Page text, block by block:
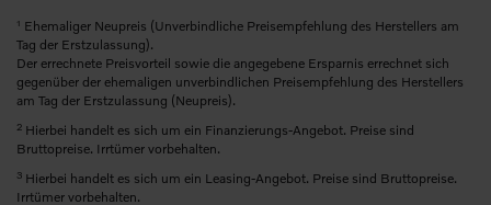
1 Ehemaliger Neupreis (Unverbindliche Preisempfehlung des Herstellers am
Tag der Erstzulassung).
Der errechnete Preisvorteil sowie die angegebene Ersparnis errechnet sich
gegenüber der ehemaligen unverbindlichen Preisempfehlung des Herstellers
am Tag der Erstzulassung (Neupreis).
2 Hierbei handelt es sich um ein Finanzierungs-Angebot. Preise sind
Bruttopreise. Irrtümer vorbehalten.
3 Hierbei handelt es sich um ein Leasing-Angebot. Preise sind Bruttopreise.
Irrtümer vorbehalten.